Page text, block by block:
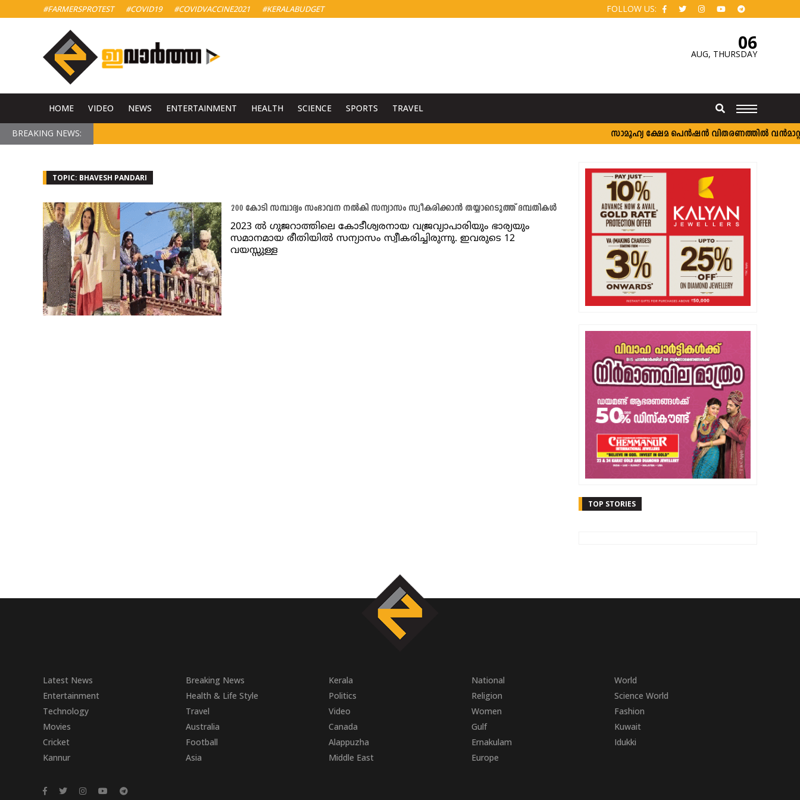
#FARMERSPROTEST #COVID19 #COVIDVACCINE2021 #KERALABUDGET FOLLOW US:
06
AUG, THURSDAY
HOME VIDEO NEWS ENTERTAINMENT HEALTH SCIENCE SPORTS TRAVEL
BREAKING NEWS: സാമൂഹ്യ ക്ഷേമ പെൻഷൻ വിതരണത്തിൽ വൻമാറ്റം;
TOPIC: BHAVESH PANDARI
200 കോടി സമ്പാദ്യം സംഭാവന നല്‍കി സന്യാസം സ്വീകരിക്കാന്‍ തയ്യാറെടുത്ത് ദമ്പതികള്‍
2023 ൽ ഗുജറാത്തിലെ കോടീശ്വരനായ വജ്രവ്യാപാരിയും ഭാര്യയും
സമാനമായ രീതിയില്‍ സന്യാസം സ്വീകരിച്ചിരുന്നു. ഇവരുടെ 12
വയസ്സുള്ള
TOP STORIES
Latest News Breaking News Kerala National
World
Entertainment
Health & Life Style Politics Religion
Science World
Technology
Travel Video Women
Fashion
Movies
Australia Canada Gulf
Kuwait
Cricket
Football Alappuzha Ernakulam
Idukki
Kannur
Asia Middle East Europe